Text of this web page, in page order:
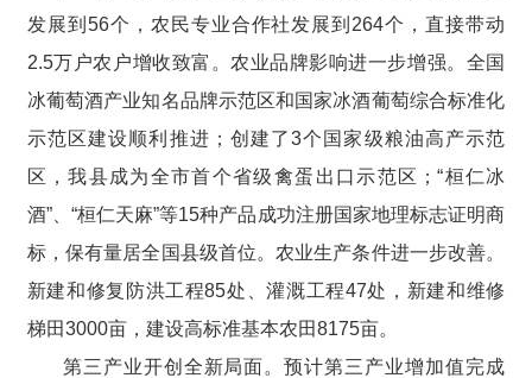
发展到56个，农民专业合作社发展到264个，直接带动
2.5万户农户增收致富。农业品牌影响进一步增强。全国
冰葡萄酒产业知名品牌示范区和国家冰酒葡萄综合标准化
示范区建设顺利推进；创建了3个国家级粮油高产示范
区，我县成为全市首个省级禽蛋出口示范区；“桓仁冰
酒”、“桓仁天麻”等15种产品成功注册国家地理标志证明商
标，保有量居全国县级首位。农业生产条件进一步改善。
新建和修复防洪工程85处、灌溉工程47处，新建和维修
梯田3000亩，建设高标准基本农田8175亩。
第三产业开创全新局面。预计第三产业增加值完成